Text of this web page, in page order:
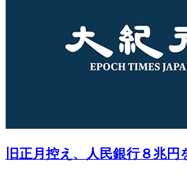
旧正月控え、人民銀行８兆円